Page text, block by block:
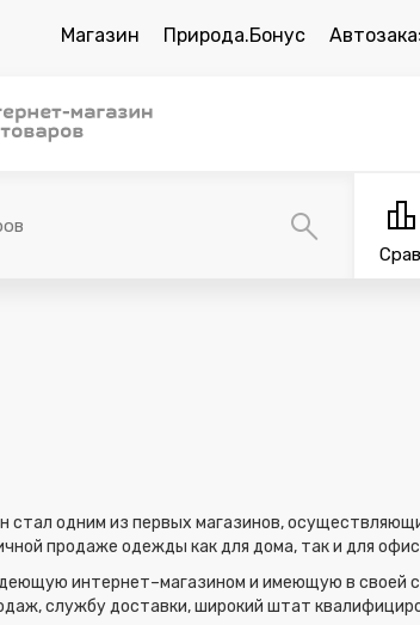
Магазин Природа.Бонус
стал одним из первых магазинов,
продаже одежды как для дома, так и для
интернет–магазином и имеющую в своей
службу доставки, широкий штат